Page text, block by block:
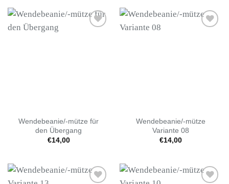
Wendebeanie/-mütze für
den Übergang
€14,00
Wendebeanie/-mütze
Variante 08
€14,00